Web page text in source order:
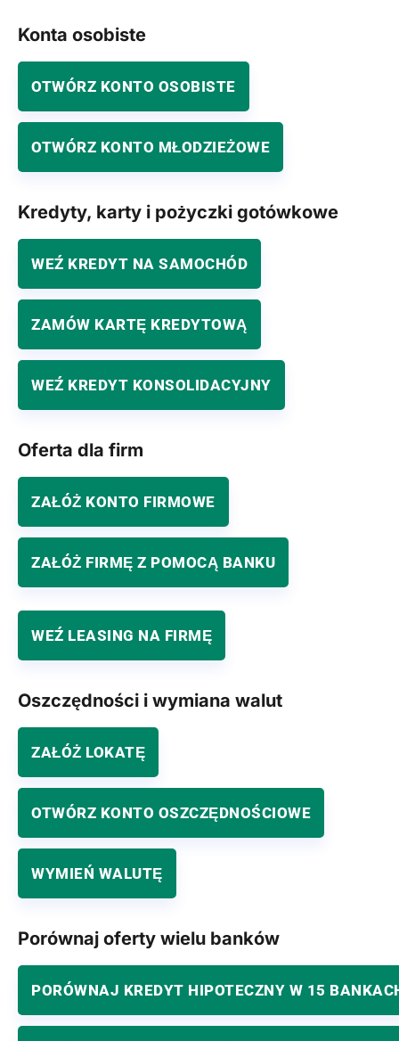
Konta osobiste
OTWÓRZ KONTO OSOBISTE
OTWÓRZ KONTO MŁODZIEŻOWE
Kredyty, karty i pożyczki gotówkowe
WEŹ KREDYT NA SAMOCHÓD
ZAMÓW KARTĘ KREDYTOWĄ
WEŹ KREDYT KONSOLIDACYJNY
Oferta dla firm
ZAŁÓŻ KONTO FIRMOWE
ZAŁÓŻ FIRMĘ Z POMOCĄ BANKU
WEŹ LEASING NA FIRMĘ
Oszczędności i wymiana walut
ZAŁÓŻ LOKATĘ
OTWÓRZ KONTO OSZCZĘDNOŚCIOWE
WYMIEŃ WALUTĘ
Porównaj oferty wielu banków
PORÓWNAJ KREDYT HIPOTECZNY W 15